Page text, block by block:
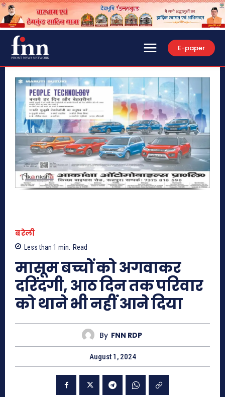
E-paper
बरेली
Less than 1 min. Read
मासूम बच्चों को अगवाकर
दरिंदगी, आठ दिन तक परिवार
को थाने भी नहीं आने दिया
By FNN RDP
August 1, 2024